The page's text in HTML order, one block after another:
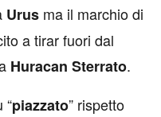
Urus ma il marchio di
a tirar fuori dal
Huracan Sterrato.
“piazzato” rispetto